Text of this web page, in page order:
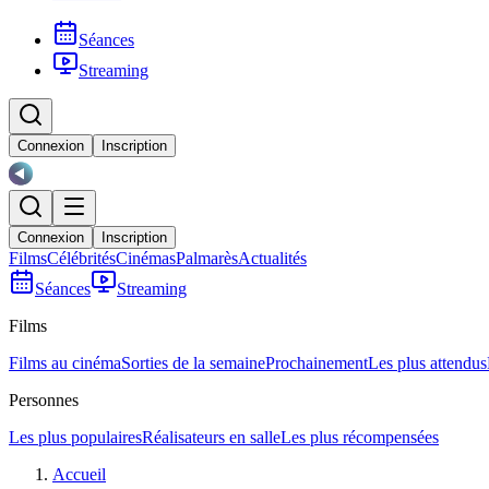
Séances
Streaming
Connexion Inscription
Connexion Inscription
FilmsCélébritésCinémasPalmarèsActualités
Séances
Streaming
Films
Films au cinémaSorties de la semaineProchainementLes plus attendus
Personnes
Les plus populairesRéalisateurs en salleLes plus récompensées
Accueil